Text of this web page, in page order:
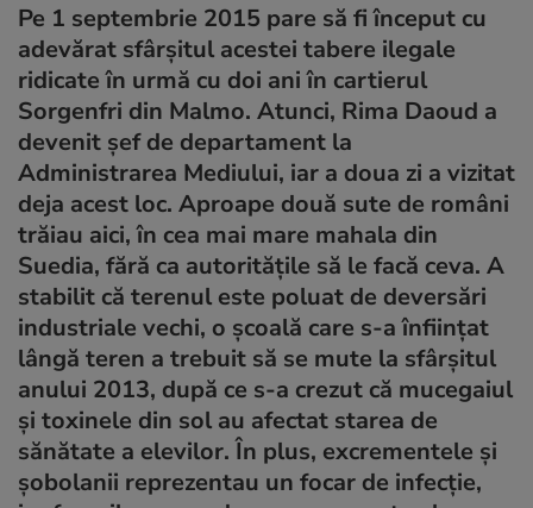
Pe 1 septembrie 2015 pare să fi început cu
adevărat sfârşitul acestei tabere ilegale
ridicate în urmă cu doi ani în cartierul
Sorgenfri din Malmo. Atunci, Rima Daoud a
devenit şef de departament la
Administrarea Mediului, iar a doua zi a vizitat
deja acest loc. Aproape două sute de români
trăiau aici, în cea mai mare mahala din
Suedia, fără ca autorităţile să le facă ceva. A
stabilit că terenul este poluat de deversări
industriale vechi, o şcoală care s-a înfiinţat
lângă teren a trebuit să se mute la sfârşitul
anului 2013, după ce s-a crezut că mucegaiul
şi toxinele din sol au afectat starea de
sănătate a elevilor. În plus, excrementele şi
şobolanii reprezentau un focar de infecţie,